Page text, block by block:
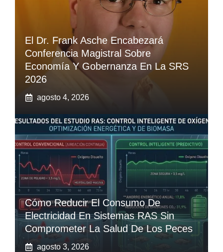
El Dr. Frank Asche Encabezará
Conferencia Magistral Sobre
Economía Y Gobernanza En La SRS
2026
agosto 4, 2026
Cómo Reducir El Consumo De
Electricidad En Sistemas RAS Sin
Comprometer La Salud De Los Peces
agosto 3, 2026